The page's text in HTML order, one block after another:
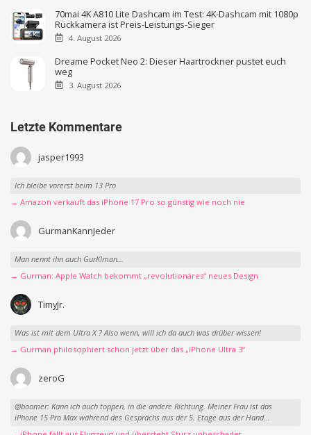
70mai 4K A810 Lite Dashcam im Test: 4K-Dashcam mit 1080p
Rückkamera ist Preis-Leistungs-Sieger
4. August 2026
Dreame Pocket Neo 2: Dieser Haartrockner pustet euch
weg
3. August 2026
Letzte Kommentare
jasper1993
Ich bleibe vorerst beim 13 Pro
→ Amazon verkauft das iPhone 17 Pro so günstig wie noch nie
GurmanKannJeder
Man nennt ihn auch GurKIman...
→ Gurman: Apple Watch bekommt „revolutionäres“ neues Design
TimyJr.
Was ist mit dem Ultra X ? Also wenn, will ich da auch was drüber wissen!
→ Gurman philosophiert schon jetzt über das „iPhone Ultra 3“
zeroG
@boomer: Kann ich auch toppen, in die andere Richtung. Meiner Frau ist das
iPhone 15 Pro Max während des Gesprächs aus der 5. Etage aus der Hand...